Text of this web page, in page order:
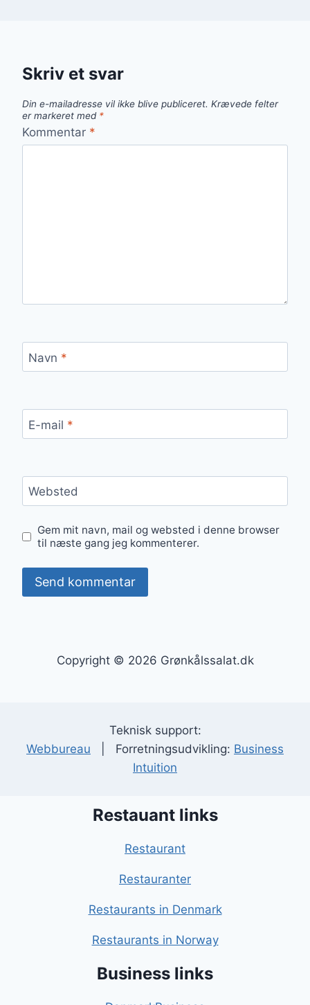
Skriv et svar
Din e-mailadresse vil ikke blive publiceret. Krævede felter
er markeret med *
Kommentar *
Navn *
E-mail *
Websted
Gem mit navn, mail og websted i denne browser
til næste gang jeg kommenterer.
Copyright © 2026 Grønkålssalat.dk
Teknisk support:
Webbureau | Forretningsudvikling: Business
Intuition
Restauant links
Restaurant
Restauranter
Restaurants in Denmark
Restaurants in Norway
Business links